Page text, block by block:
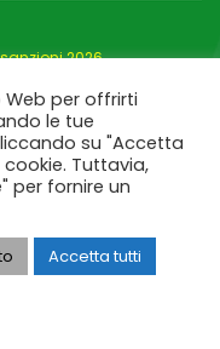
2026
Web per offrirti
le tue
su "Accetta
cookie. Tuttavia,
per fornire un
Accetta tutti